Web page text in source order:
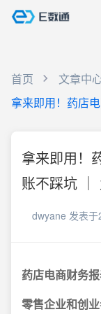
首页
文章中
拿来即用！药店
拿来即用！
账不踩坑 ｜
dwyane 发表于
药店电商财务
零售企业和创业